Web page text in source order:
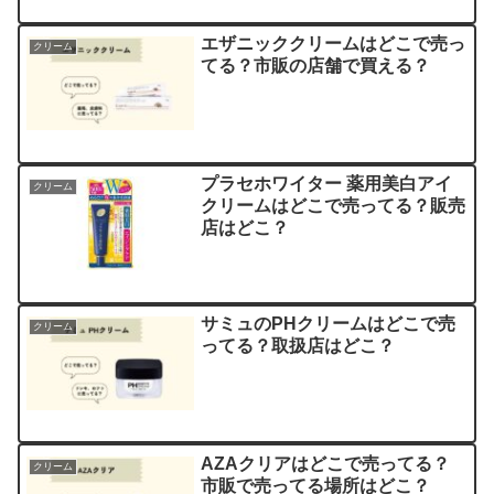
クリーム
エザニッククリームはどこで売っ
てる？市販の店舗で買える？
クリーム
プラセホワイター 薬用美白アイ
クリームはどこで売ってる？販売
店はどこ？
クリーム
サミュのPHクリームはどこで売
ってる？取扱店はどこ？
クリーム
AZAクリアはどこで売ってる？
市販で売ってる場所はどこ？